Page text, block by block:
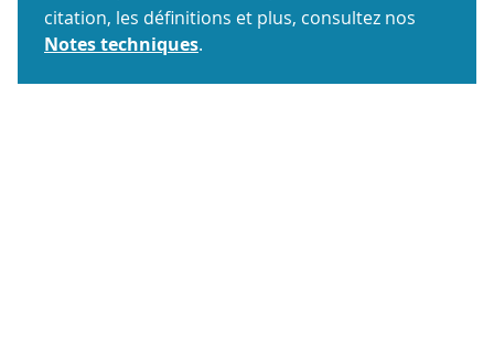
citation, les définitions et plus, consultez nos
Notes techniques.